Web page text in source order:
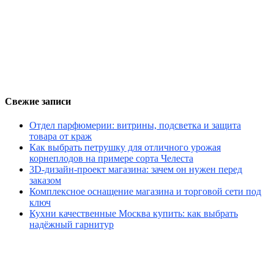
Свежие записи
Отдел парфюмерии: витрины, подсветка и защита
товара от краж
Как выбрать петрушку для отличного урожая
корнеплодов на примере сорта Челеста
3D-дизайн-проект магазина: зачем он нужен перед
заказом
Комплексное оснащение магазина и торговой сети под
ключ
Кухни качественные Москва купить: как выбрать
надёжный гарнитур